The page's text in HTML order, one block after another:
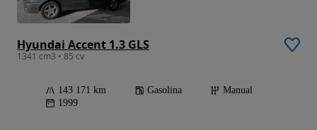
Hyundai Accent 1.3 GLS
1341 cm3 • 85 cv
143 171 km Gasolina
Manual
1999